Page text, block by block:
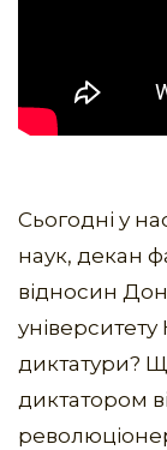
Сьогодні у
наук, декан
відносин
диктатури?
диктатором